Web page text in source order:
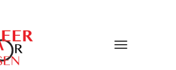
Toggle